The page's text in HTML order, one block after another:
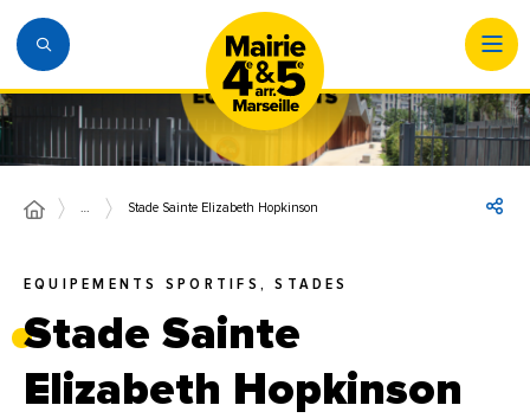
… Stade Sainte Elizabeth Hopkinson
EQUIPEMENTS SPORTIFS, STADES
Stade Sainte
Elizabeth Hopkinson